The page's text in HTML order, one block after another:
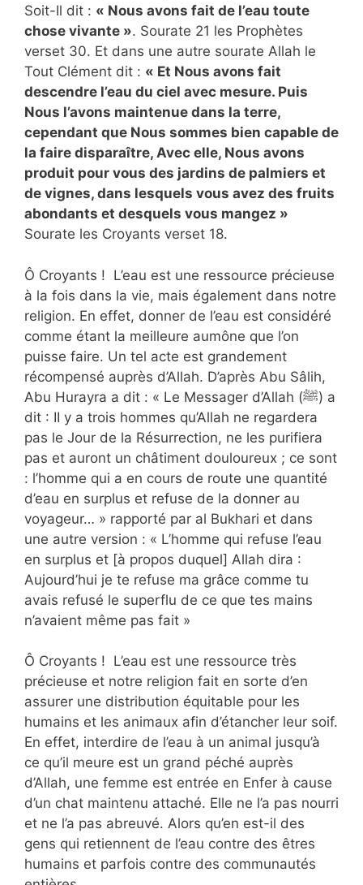
Soit-Il dit : « Nous avons fait de l’eau toute
chose vivante ». Sourate 21 les Prophètes
verset 30. Et dans une autre sourate Allah le
Tout Clément dit : « Et Nous avons fait
descendre l’eau du ciel avec mesure. Puis
Nous l’avons maintenue dans la terre,
cependant que Nous sommes bien capable de
la faire disparaître, Avec elle, Nous avons
produit pour vous des jardins de palmiers et
de vignes, dans lesquels vous avez des fruits
abondants et desquels vous mangez »
Sourate les Croyants verset 18.
Ô Croyants ! L’eau est une ressource précieuse
à la fois dans la vie, mais également dans notre
religion. En effet, donner de l’eau est considéré
comme étant la meilleure aumône que l’on
puisse faire. Un tel acte est grandement
récompensé auprès d’Allah. D’après Abu Sâlih,
Abu Hurayra a dit : « Le Messager d’Allah (ﷺ) a
dit : II y a trois hommes qu’Allah ne regardera
pas le Jour de la Résurrection, ne les purifiera
pas et auront un châtiment douloureux ; ce sont
: l’homme qui a en cours de route une quantité
d’eau en surplus et refuse de la donner au
voyageur… » rapporté par al Bukhari et dans
une autre version : « L’homme qui refuse l’eau
en surplus et [à propos duquel] Allah dira :
Aujourd’hui je te refuse ma grâce comme tu
avais refusé le superflu de ce que tes mains
n’avaient même pas fait »
Ô Croyants ! L’eau est une ressource très
précieuse et notre religion fait en sorte d’en
assurer une distribution équitable pour les
humains et les animaux afin d’étancher leur soif.
En effet, interdire de l’eau à un animal jusqu’à
ce qu’il meure est un grand péché auprès
d’Allah, une femme est entrée en Enfer à cause
d’un chat maintenu attaché. Elle ne l’a pas nourri
et ne l’a pas abreuvé. Alors qu’en est-il des
gens qui retiennent de l’eau contre des êtres
humains et parfois contre des communautés